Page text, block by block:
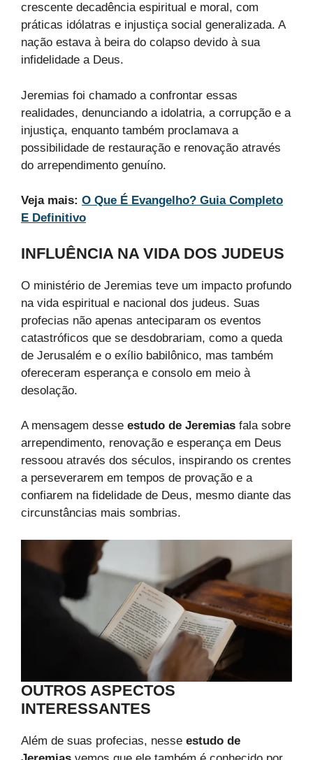
crescente decadência espiritual e moral, com
práticas idólatras e injustiça social generalizada. A
nação estava à beira do colapso devido à sua
infidelidade a Deus.
Jeremias foi chamado a confrontar essas
realidades, denunciando a idolatria, a corrupção e a
injustiça, enquanto também proclamava a
possibilidade de restauração e renovação através
do arrependimento genuíno.
Veja mais: O Que É Evangelho? Guia Completo
E Definitivo
INFLUÊNCIA NA VIDA DOS JUDEUS
O ministério de Jeremias teve um impacto profundo
na vida espiritual e nacional dos judeus. Suas
profecias não apenas anteciparam os eventos
catastróficos que se desdobrariam, como a queda
de Jerusalém e o exílio babilônico, mas também
ofereceram esperança e consolo em meio à
desolação.
A mensagem desse estudo de Jeremias fala sobre
arrependimento, renovação e esperança em Deus
ressoou através dos séculos, inspirando os crentes
a perseverarem em tempos de provação e a
confiarem na fidelidade de Deus, mesmo diante das
circunstâncias mais sombrias.
OUTROS ASPECTOS
INTERESSANTES
Além de suas profecias, nesse estudo de